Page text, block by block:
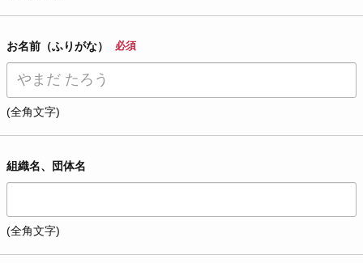
お名前（ふりがな） 必須
(全角文字)
組織名、団体名
(全角文字)